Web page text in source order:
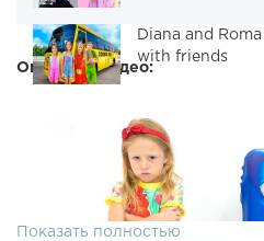
Diana and
with friends
Описание видео:
Показать полностью